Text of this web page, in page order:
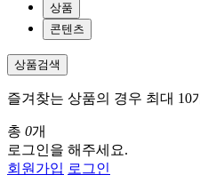
상품
콘텐츠
상품검색
즐겨찾는 상품의 경우 최대 10
총 0개
로그인을 해주세요.
회원가입 로그인